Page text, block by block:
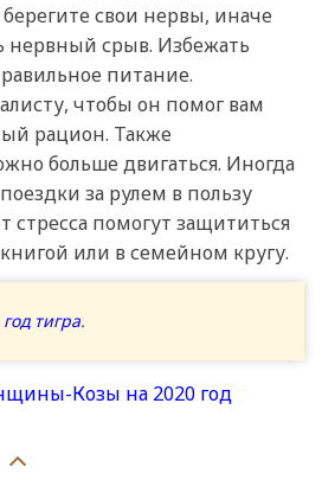
свои нервы, иначе
нервный срыв. Избежать
питание.
чтобы он помог вам
рацион. Также
больше двигаться. Иногда
за рулем в пользу
стресса помогут защититься
или в семейном кругу.
тигра.